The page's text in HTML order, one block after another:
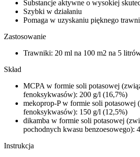
Substancje aktywne o wysokiej
Szybki w działaniu
Pomaga w uzyskaniu pięknego
Zastosowanie
Trawniki: 20 ml na 100 m2 na 5
Skład
MCPA w formie soli potasowej
fenoksykwasów): 200 g/l (16,7%)
mekoprop-P w formie soli potasowej
fenoksykwasów): 150 g/l (12,5%)
dikamba w formie soli potasowej
pochodnych kwasu benzoesowego):
Instrukcja